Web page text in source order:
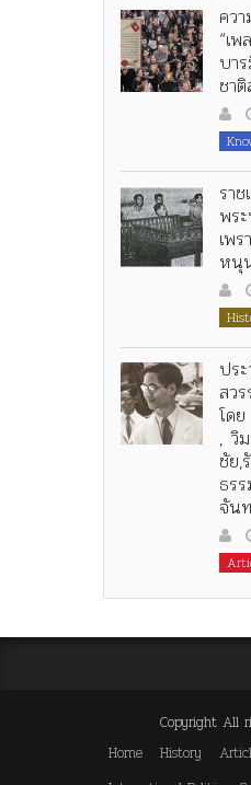
คว
“เ
บา
ชา
รา
พร
เพ
หนุ
ปร
สว
โด
, วิ
ชัย,
ธร
จัน
Copyright All
Home
History